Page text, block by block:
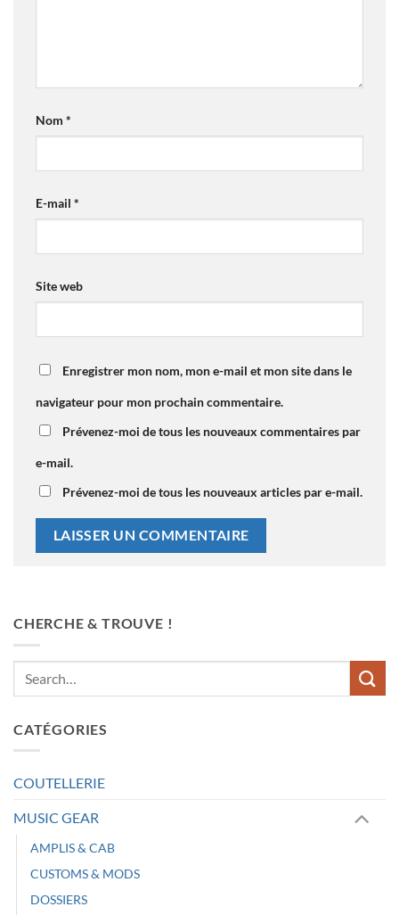
Nom *
E-mail *
Site web
Enregistrer mon nom, mon e-mail et mon site dans le
navigateur pour mon prochain commentaire.
Prévenez-moi de tous les nouveaux commentaires par
e-mail.
Prévenez-moi de tous les nouveaux articles par e-mail.
CHERCHE & TROUVE !
CATÉGORIES
COUTELLERIE
MUSIC GEAR
AMPLIS & CAB
CUSTOMS & MODS
DOSSIERS